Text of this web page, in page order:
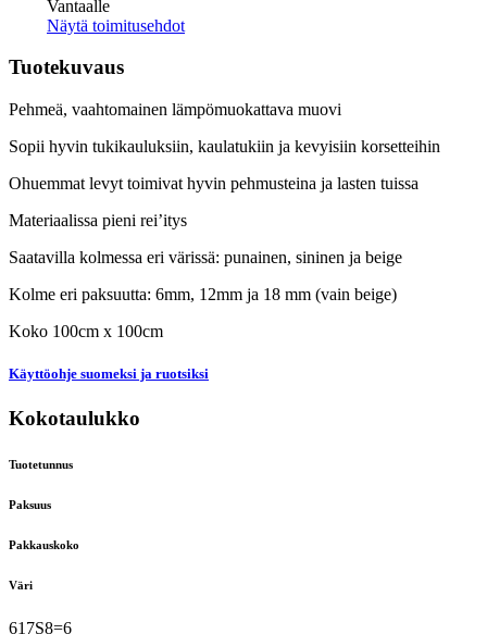
Vantaalle
Näytä toimitusehdot
Tuotekuvaus
Pehmeä, vaahtomainen lämpömuokattava muovi
Sopii hyvin tukikauluksiin, kaulatukiin ja kevyisiin korsetteihin
Ohuemmat levyt toimivat hyvin pehmusteina ja lasten tuissa
Materiaalissa pieni rei’itys
Saatavilla kolmessa eri värissä: punainen, sininen ja beige
Kolme eri paksuutta: 6mm, 12mm ja 18 mm (vain beige)
Koko 100cm x 100cm
Käyttöohje suomeksi ja ruotsiksi
Kokotaulukko
Tuotetunnus
Paksuus
Pakkauskoko
Väri
617S8=6